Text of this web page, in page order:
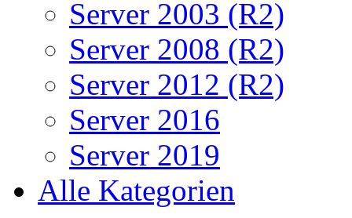
Server 2003 (R2)
Server 2008 (R2)
Server 2012 (R2)
Server 2016
Server 2019
Alle Kategorien